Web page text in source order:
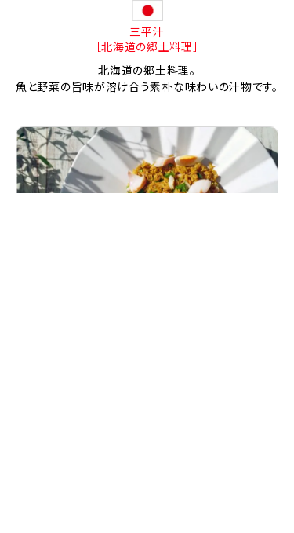
三平汁
［北海道の郷土料理］
北海道の郷土料理。
魚と野菜の旨味が溶け合う素朴な味わいの汁物です。